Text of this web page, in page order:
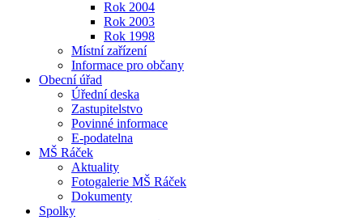
Rok 2004
Rok 2003
Rok 1998
Místní zařízení
Informace pro občany
Obecní úřad
Úřední deska
Zastupitelstvo
Povinné informace
E-podatelna
MŠ Ráček
Aktuality
Fotogalerie MŠ Ráček
Dokumenty
Spolky